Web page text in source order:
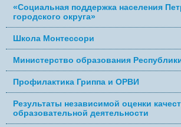
«Социальная поддержка населения
городского округа»
Школа Монтессори
Министерство образования
Профилактика Гриппа и ОРВИ
Результаты независимой оценки
образовательной деятельности